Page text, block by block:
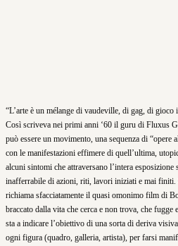
“L’arte è un mélange di vaudeville, di gag, di
Così scriveva nei primi anni ‘60 il guru di Fluxus
può essere un movimento, una sequenza di “opere
con le manifestazioni effimere di quell’ultima,
alcuni sintomi che attraversano l’intera
inafferrabile di azioni, riti, lavori iniziati e mai
richiama sfacciatamente il quasi omonimo film di
braccato dalla vita che cerca e non trova, che
sta a indicare l’obiettivo di una sorta di deriva
ogni figura (quadro, galleria, artista), per farsi